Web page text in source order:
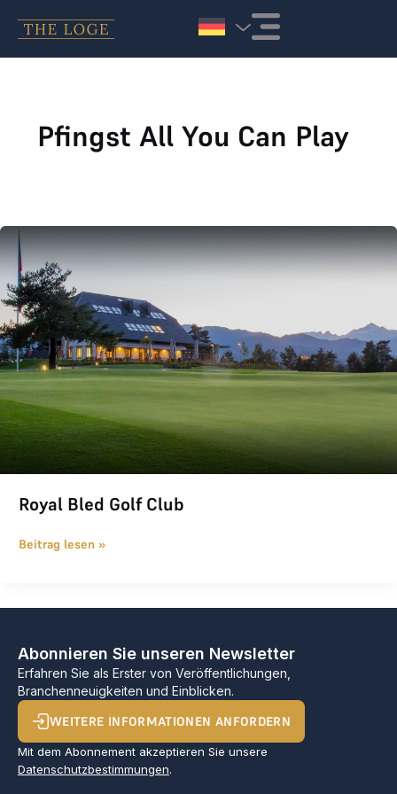
Pfingst All You Can Play
Royal Bled Golf Club
Royal Bled Golf Club
Beitrag lesen »
Abonnieren Sie unseren Newsletter
Erfahren Sie als Erster von Veröffentlichungen,
Branchenneuigkeiten und Einblicken.
WEITERE INFORMATIONEN ANFORDERN
Mit dem Abonnement akzeptieren Sie unsere
Datenschutzbestimmungen.